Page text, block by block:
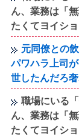
ん、業務は「
たくてヨイシ
元同僚との
パワハラ上司
世したんだろ
職場にいる
ん、業務は「
たくてヨイシ